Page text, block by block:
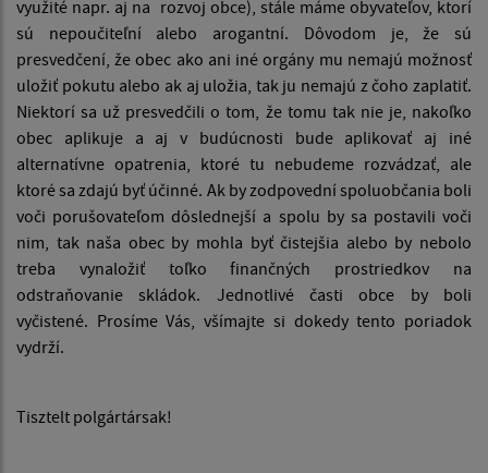
využité napr. aj na rozvoj obce), stále máme obyvateľov, ktorí
sú nepoučiteľní alebo arogantní. Dôvodom je, že sú
presvedčení, že obec ako ani iné orgány mu nemajú možnosť
uložiť pokutu alebo ak aj uložia, tak ju nemajú z čoho zaplatiť.
Niektorí sa už presvedčili o tom, že tomu tak nie je, nakoľko
obec aplikuje a aj v budúcnosti bude aplikovať aj iné
alternatívne opatrenia, ktoré tu nebudeme rozvádzať, ale
ktoré sa zdajú byť účinné. Ak by zodpovední spoluobčania boli
voči porušovateľom dôslednejší a spolu by sa postavili voči
nim, tak naša obec by mohla byť čistejšia alebo by nebolo
treba vynaložiť toľko finančných prostriedkov na
odstraňovanie skládok. Jednotlivé časti obce by boli
vyčistené. Prosíme Vás, všímajte si dokedy tento poriadok
vydrží.
Tisztelt polgártársak!